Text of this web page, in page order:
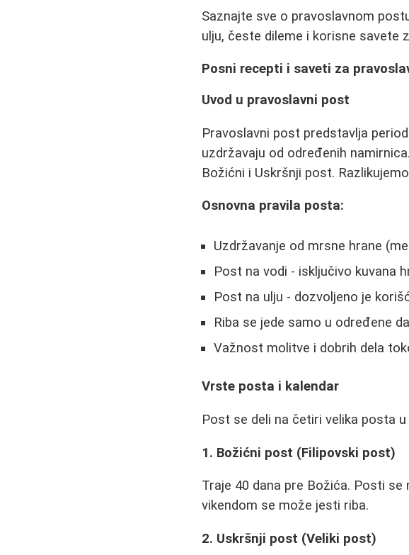
Saznajte sve o pravoslavnom
ulju, česte dileme i korisne savete
Posni recepti i saveti za
Uvod u pravoslavni post
Pravoslavni post predstavlja
uzdržavaju od određenih
Božićni i Uskršnji post.
Osnovna pravila posta:
Uzdržavanje od mrsne hrane
Post na vodi - isključivo kuvana
Post na ulju - dozvoljeno je
Riba se jede samo u određene
Važnost molitve i dobrih dela
Vrste posta i kalendar
Post se deli na četiri velika posta
1. Božićni post (Filipovski post)
Traje 40 dana pre Božića. Posti
vikendom se može jesti riba.
2. Uskršnji post (Veliki post)